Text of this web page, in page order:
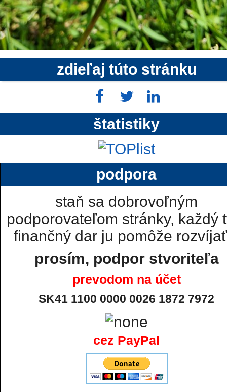
zdieľaj túto stránku
štatistiky
podpora
staň sa dobrovoľným
podporovateľom stránky, každý
finančný dar ju pomôže
prosím, podpor stvoriteľa
prevodom na účet
SK41 1100 0000 0026 1872 7972
cez PayPal